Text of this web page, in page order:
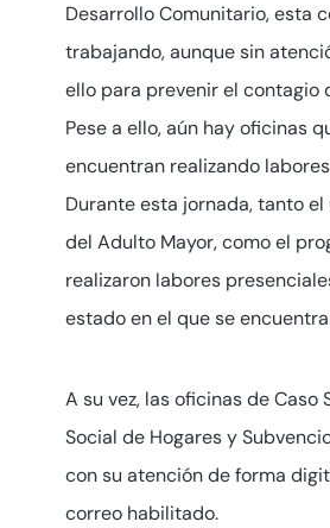
Desarrollo Comunitario, esta
trabajando, aunque sin
ello para prevenir el contagio
Pese a ello, aún hay oficinas
encuentran realizando
Durante esta jornada, tanto
del Adulto Mayor, como el
realizaron labores
estado en el que se
A su vez, las oficinas de Caso
Social de Hogares y
con su atención de forma
correo habilitado.